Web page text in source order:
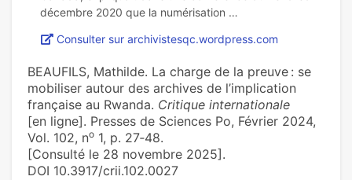
Consulter sur archivistesqc.wordpress.com
BEAUFILS, Mathilde. La charge de la preuve : se
mobiliser autour des archives de l’implication
française au Rwanda. Critique internationale
[en ligne]. Presses de Sciences Po, Février 2024,
Vol. 102, no 1, p. 27‑48.
[Consulté le 28 novembre 2025].
DOI 10.3917/crii.102.0027